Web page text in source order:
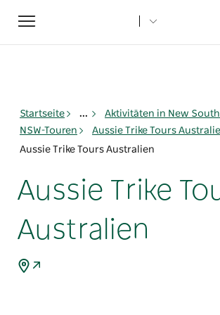
Toggle
navigation
Startseite ...
Aktivitäten in New South
NSW-Touren
Aussie Trike Tours
Aussie Trike Tours Australien
Aussie Trike
Australien